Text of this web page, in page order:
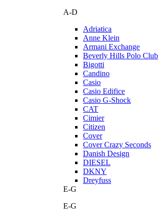
A-D
Adriatica
Anne Klein
Armani Exchange
Beverly Hills Polo Club
Bigotti
Candino
Casio
Casio Edifice
Casio G-Shock
CAT
Cimier
Citizen
Cover
Cover Crazy Seconds
Danish Design
DIESEL
DKNY
Dreyfuss
E-G
E-G